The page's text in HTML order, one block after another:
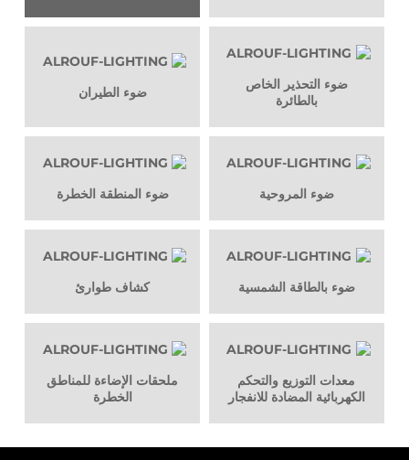
ضوء التحذير الخاص
بالطائرة
ضوء الطيران
ضوء المروحية ضوء المنطقة الخطرة
ضوء بالطاقة الشمسية كشاف طوارئ
معدات التوزيع والتحكم
الكهربائية المضادة للانفجار
ملحقات الإضاءة للمناطق
الخطرة